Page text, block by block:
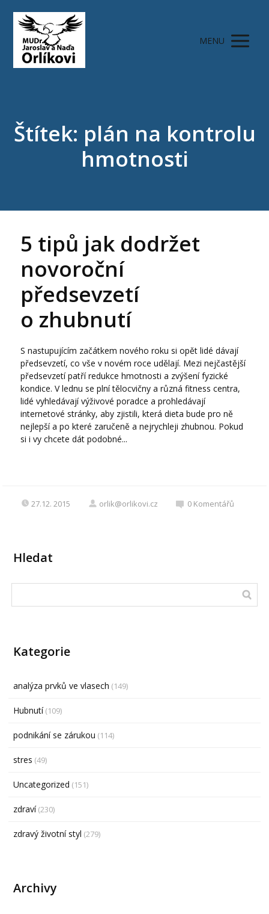
MENU
Štítek: plán na kontrolu
hmotnosti
5 tipů jak dodržet
novoroční
předsevzetí
o zhubnutí
S nastupujícím začátkem nového roku si opět lidé dávají
předsevzetí, co vše v novém roce udělají. Mezi nejčastější
předsevzetí patří redukce hmotnosti a zvýšení fyzické
kondice. V lednu se plní tělocvičny a různá fitness centra,
lidé vyhledávají výživové poradce a prohledávají
internetové stránky, aby zjistili, která dieta bude pro ně
nejlepší a po které zaručeně a nejrychleji zhubnou. Pokud
si i vy chcete dát podobné...
27.12. 2015 orlik@orlikovi.cz 0 Komentářů
Hledat
Kategorie
analýza prvků ve vlasech (149)
Hubnutí(109)
podnikání se zárukou (114)
stres (49)
Uncategorized (151)
zdraví(230)
zdravý životní styl (279)
Archivy